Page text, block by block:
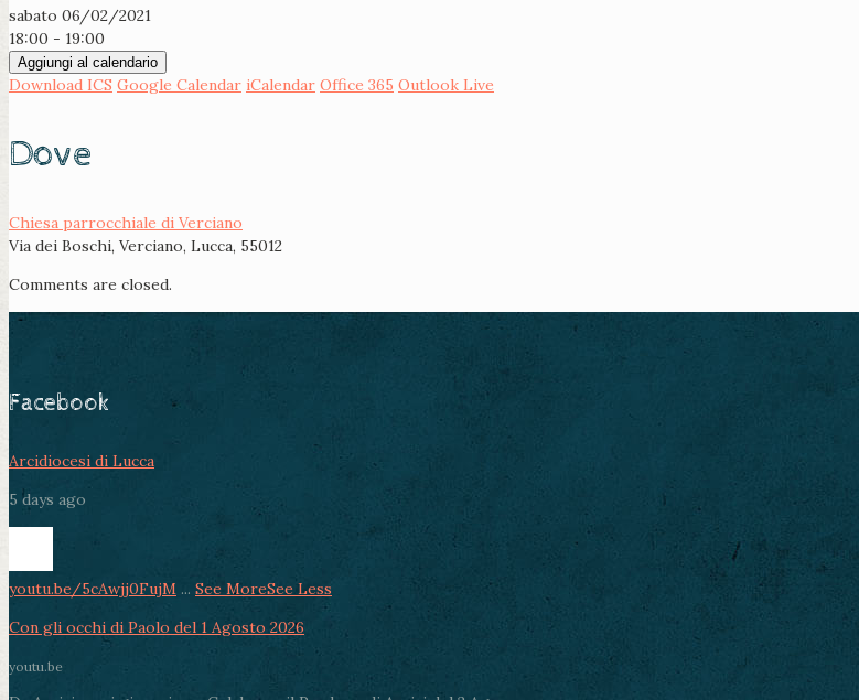
sabato 06/02/2021
18:00 - 19:00
Aggiungi al calendario
Download ICS Google Calendar iCalendar Office 365 Outlook Live
Dove
Chiesa parrocchiale di Verciano
Via dei Boschi, Verciano, Lucca, 55012
Comments are closed.
Facebook
Arcidiocesi di Lucca
5 days ago
youtu.be/5cAwjj0FujM ... See MoreSee Less
Con gli occhi di Paolo del 1 Agosto 2026
youtu.be